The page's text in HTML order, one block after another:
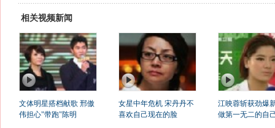
相关视频新闻
文体明星搭档献歌 邢傲
伟担心"带跑"陈明
女星中年危机 宋丹丹不
喜欢自己现在的脸
江映蓉斩获劲爆
做第一无二的自